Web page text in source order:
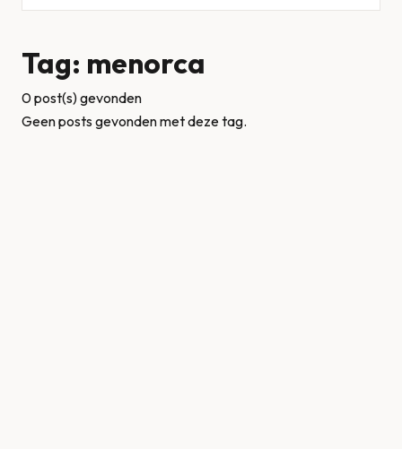
Tag: menorca
0 post(s) gevonden
Geen posts gevonden met deze tag.